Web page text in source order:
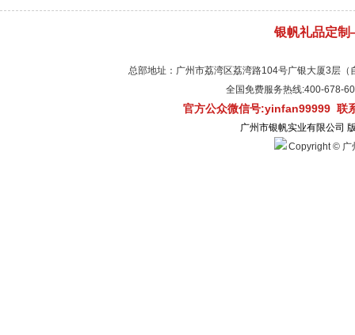
银帆礼品定
总部地址：广州市荔湾区荔湾路104号广银大厦3层
全国免费服务热线:400-
官方公众微信号:yinfan99999 联
广州市银帆实业有限公司
Copyright © 广